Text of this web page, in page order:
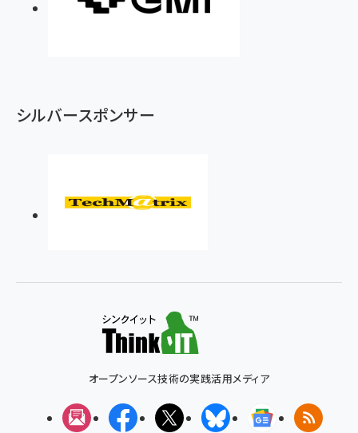
シルバースポンサー
オープンソース技術の実践活用メディア
メルマガFacebookX(エックス)BlueskyGoogleニュ
RSS